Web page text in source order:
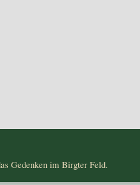
Gedenken im Birgter Feld.